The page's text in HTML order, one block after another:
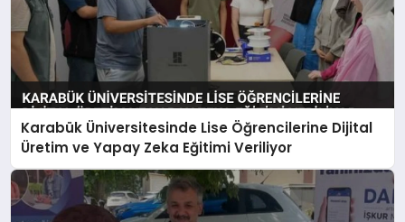
Karabük Üniversitesinde Lise Öğrencilerine Dijital
Üretim ve Yapay Zeka Eğitimi Veriliyor